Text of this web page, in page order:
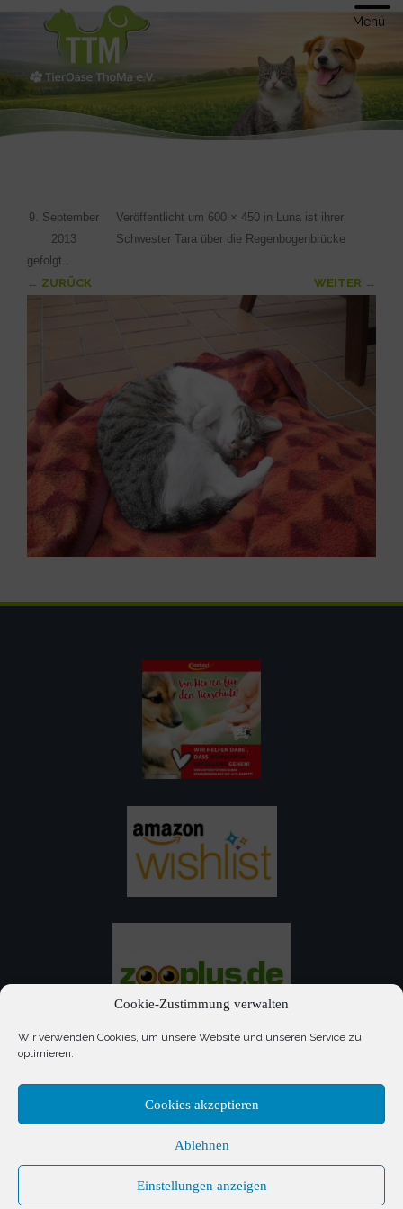
Cookie-Zustimmung verwalten
Wir verwenden Cookies, um unsere Website und unseren Service zu
optimieren.
Cookies akzeptieren
Ablehnen
Einstellungen anzeigen
Menü
Veröffentlicht
9. September
2013
um 600 × 450 in Luna ist ihrer
Schwester Tara über die Regenbogenbrücke
gefolgt. .
← ZURÜCK
WEITER →
TierOase ThoMa e.V. | Zur Seiters 4 | 66636 Tholey |Impressum|